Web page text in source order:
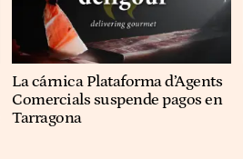
La cárnica Plataforma d’Agents
Comercials suspende pagos en
Tarragona